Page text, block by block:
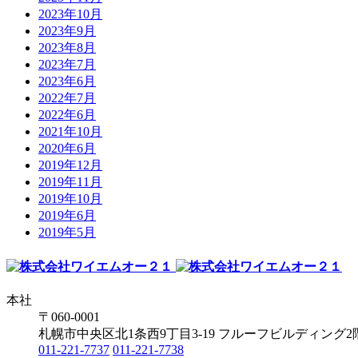
2023年10月
2023年9月
2023年8月
2023年7月
2023年6月
2022年7月
2022年6月
2021年10月
2020年6月
2019年12月
2019年11月
2019年10月
2019年6月
2019年5月
本社
〒060-0001
札幌市中央区北1条西9丁目3-19 フルーフビルディング2
011-221-7737 011-221-7738